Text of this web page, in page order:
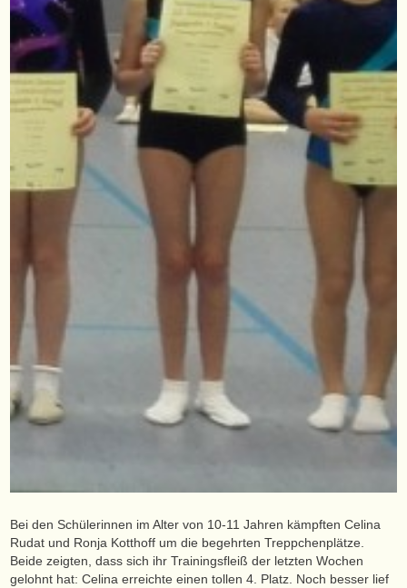
Bei den Schülerinnen im Alter von 10-11 Jahren kämpften Celina
Rudat und Ronja Kotthoff um die begehrten Treppchenplätze.
Beide zeigten, dass sich ihr Trainingsfleiß der letzten Wochen
gelohnt hat: Celina erreichte einen tollen 4. Platz. Noch besser lief